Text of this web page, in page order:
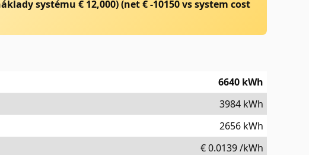
systému € 12,000)(net €-10150vs system cost
6640 kWh
3984 kWh
2656 kWh
€0.0139/kWh